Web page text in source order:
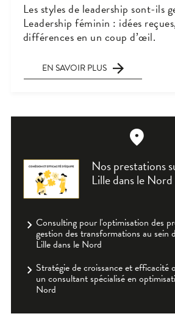
Les styles de leadership sont-ils
Leadership féminin : idées
différences en un coup d’œil.
EN SAVOIR PLUS
Nos prestations
Lille dans le Nord
Consulting pour l'optimisation des
gestion des transformations au sein
Lille dans le Nord
Stratégie de croissance et efficacité
un consultant spécialisé en
Nord